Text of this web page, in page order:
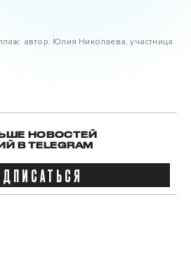
автор: Юлия Николаева, участница
НОВОСТЕЙ
В TELEGRAM